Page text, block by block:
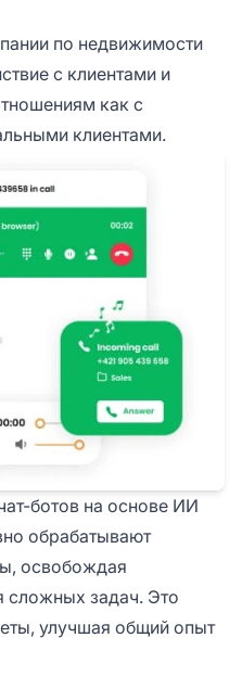
по недвижимости
с клиентами и
как с
клиентами.
ботов на основе ИИ
обрабатывают
освобождая
сложных задач. Это
улучшая общий опыт